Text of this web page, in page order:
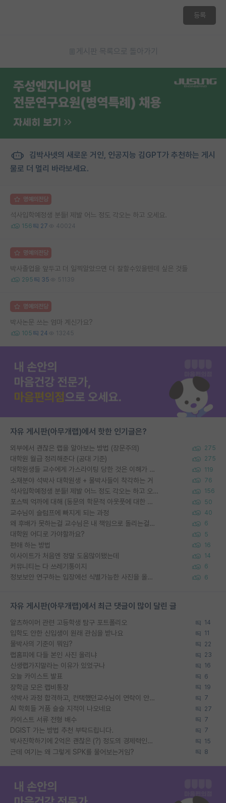
등록
게시판 목록으로 돌아가기
김박사넷의 새로운 거인, 인공지능 김GPT가 추천하는 게시
물로 더 멀리 바라보세요.
명예의전당
석사입학예정생 분들! 제발 어느 정도 각오는 하고 오세요.
156 27 40024
명예의전당
박사졸업을 앞두고 더 일찍알았으면 더 잘할수있을텐데 싶은 것들
295 35 51139
명예의전당
박사논문 쓰는 엄마 계신가요?
105 24 13245
자유 게시판(아무개랩)에서 핫한 인기글은?
외부에서 괜찮은 랩을 알아보는 방법 (장문주의) 275
대학원 월급 정리해준다 (공대 기준) 275
대학원생들 교수에게 가스라이팅 당한 것은 이해가 갑니다. 안타깝네요. 119
소재분야 석박사 대학원생 + 물박사들이 착각하는 거 76
석사입학예정생 분들! 제발 어느 정도 각오는 하고 오세요. 156
포스텍 억까에 대해 (동문의 학문적 아웃풋에 대한 반박) 50
교수님이 슬럼프에 빠지게 되는 과정 40
왜 후배가 못하는걸 교수님은 내 책임으로 돌리는걸까요? 6
대학원 어디로 가야할까요? 5
편애 하는 방법 16
이사이트가 처음엔 정말 도움많이됐는데 14
커뮤니티는 다 쓰레기통이지 6
정보보안 연구하는 입장에선 식별가능한 사진을 올리는건 비추이긴함 6
자유 게시판(아무개랩)에서 최근 댓글이 많이 달린 글
알츠하이머 관련 고등학생 탐구 포트폴리오 14
입학도 안한 신입생이 원래 관심을 받나요 11
물박사의 기준이 뭐임? 22
랩홈피에 다들 본인 사진 올리냐 23
신생랩가지말라는 이유가 있었구나 16
오늘 카이스트 발표 6
장학금 모은 랩비통장 19
석박사 과정 합격하고, 컨택했던교수님이 연락이 안됩니다... 7
AI 학회들 거품 슬슬 지적이 나오네요 27
카이스트 서류 전형 배수 7
DGIST 가는 방법 추천 부탁드립니다. 7
박사진학하기에 2억은 괜찮은 (?) 정도의 경제력인가요 15
근데 여기는 왜 그렇게 SPK를 물어보는거임? 8